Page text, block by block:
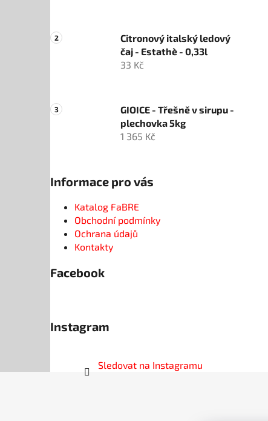
Citronový italský ledový
čaj - Estathè - 0,33l
33 Kč
GIOICE - Třešně v sirupu -
plechovka 5kg
1 365 Kč
Informace pro vás
Katalog FaBRE
Obchodní podmínky
Ochrana údajů
Kontakty
Facebook
Instagram
Sledovat na Instagramu